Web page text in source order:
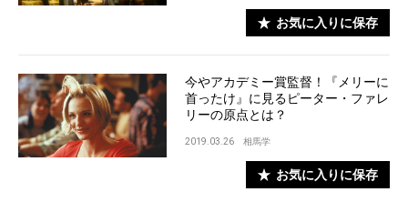
お気に入りに保存
今やアカデミー賞監督！『メリーに
首ったけ』に見るピーター・ファレ
リーの原点とは？
2019.03.26 相馬学
お気に入りに保存